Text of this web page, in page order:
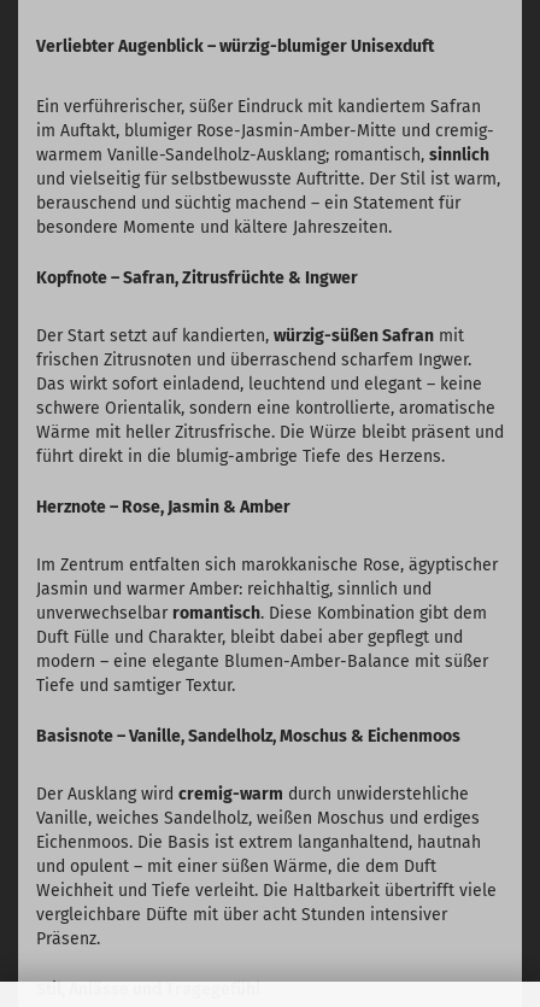
Verliebter Augenblick – würzig-blumiger Unisexduft
Ein verführerischer, süßer Eindruck mit kandiertem Safran
im Auftakt, blumiger Rose-Jasmin-Amber-Mitte und cremig-
warmem Vanille-Sandelholz-Ausklang; romantisch, sinnlich
und vielseitig für selbstbewusste Auftritte. Der Stil ist warm,
berauschend und süchtig machend – ein Statement für
besondere Momente und kältere Jahreszeiten.
Kopfnote – Safran, Zitrusfrüchte & Ingwer
Der Start setzt auf kandierten, würzig-süßen Safran mit
frischen Zitrusnoten und überraschend scharfem Ingwer.
Das wirkt sofort einladend, leuchtend und elegant – keine
schwere Orientalik, sondern eine kontrollierte, aromatische
Wärme mit heller Zitrusfrische. Die Würze bleibt präsent und
führt direkt in die blumig-ambrige Tiefe des Herzens.
Herznote – Rose, Jasmin & Amber
Im Zentrum entfalten sich marokkanische Rose, ägyptischer
Jasmin und warmer Amber: reichhaltig, sinnlich und
unverwechselbar romantisch. Diese Kombination gibt dem
Duft Fülle und Charakter, bleibt dabei aber gepflegt und
modern – eine elegante Blumen-Amber-Balance mit süßer
Tiefe und samtiger Textur.
Basisnote – Vanille, Sandelholz, Moschus & Eichenmoos
Der Ausklang wird cremig-warm durch unwiderstehliche
Vanille, weiches Sandelholz, weißen Moschus und erdiges
Eichenmoos. Die Basis ist extrem langanhaltend, hautnah
und opulent – mit einer süßen Wärme, die dem Duft
Weichheit und Tiefe verleiht. Die Haltbarkeit übertrifft viele
vergleichbare Düfte mit über acht Stunden intensiver
Präsenz.